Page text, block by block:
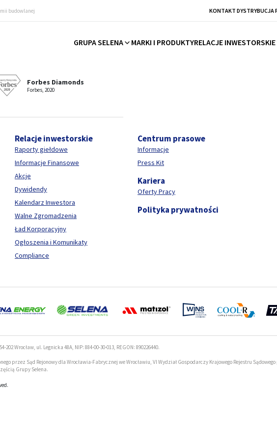
budowlanej KONTAKT DYSTRYBUCJA
GRUPA SELENA MARKI I PRODUKTYRELACJE INWESTORSKIE
Forbes Diamonds
Forbes, 2020
Relacje inwestorskie
Raporty giełdowe
Informacje Finansowe
Akcje
Dywidendy
Kalendarz Inwestora
Walne Zgromadzenia
Ład Korporacyjny
Ogłoszenia i Komunikaty
Compliance
Centrum prasowe
Informacje
Press Kit
Kariera
Oferty Pracy
Polityka prywatności
Wrocław, ul. Legnicka 48A, NIP: 884-00-30-013, REGON: 890226440.
przez Sąd Rejonowy dla Wrocławia-Fabrycznej we Wrocławiu, VI Wydział Gospodarczy Krajowego Rejestru Sądowego
Grupy Selena.